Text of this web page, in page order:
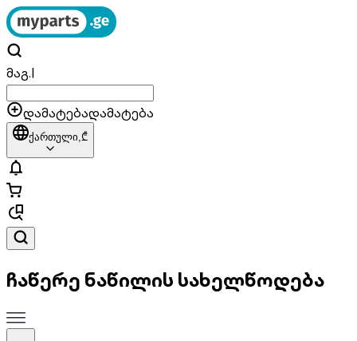
მაგ.|
დამატებადამატება
ქართული,₾
ჩაწერე ნაწილის სახელწოდება